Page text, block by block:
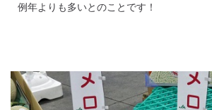
例年よりも多いとのことです！